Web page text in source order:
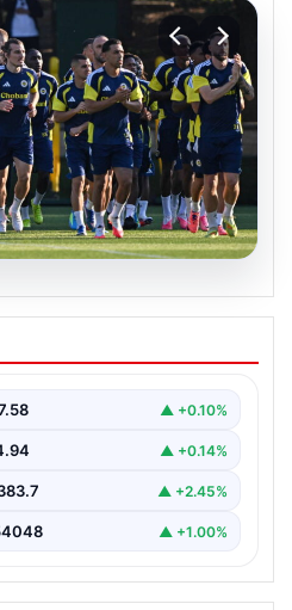
Kadrosunda
Kritik
Ligi 3. eleme turu ilk
▲ +0.10%
▲ +0.14%
▲ +2.45%
▲ +1.00%